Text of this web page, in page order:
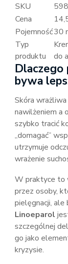
SKU
Cena
Pojemność30
Typ
produktu
do
Dlaczego
bywa
Skóra
nawilżeniem a
szybko tracić
„domagać”
utrzymuje
wrażenie
W praktyce to
przez osoby,
pielęgnacji, ale
Linoeparol
szczególnej
go jako
kryzysie.